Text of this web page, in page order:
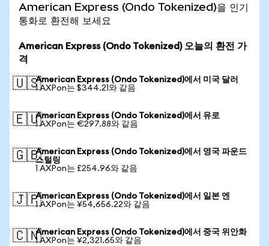
American Express (Ondo Tokenized)을 인기
통화로 환전해 보세요
American Express (Ondo Tokenized) 오늘의 환전 가
격
🇺🇸American Express (Ondo Tokenized)에서 미국 달러
1 AXPon는 $344.21와 같음
🇪🇺American Express (Ondo Tokenized)에서 유로
1 AXPon는 €297.88와 같음
🇬🇧American Express (Ondo Tokenized)에서 영국 파운드
스털링
1 AXPon는 £254.96와 같음
🇯🇵American Express (Ondo Tokenized)에서 일본 엔
1 AXPon는 ¥54,656.22와 같음
🇨🇳American Express (Ondo Tokenized)에서 중국 위안화
1 AXPon는 ¥2,321.65와 같음